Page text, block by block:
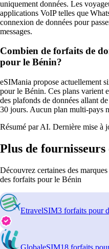
uniquement données. Les
applications VoIP telles que
connexion de données pour
messages.
Combien de forfaits de
pour le Bénin?
eSIMania propose actuellement
pour le Bénin. Ces plans varient
des plafonds de données allant
30 jours. Aucun plan multi‑pays
Résumé par AI. Dernière mise à
Plus de
Découvrez certaines des
des forfaits pour le Bénin
EtravelSIM3 forfaits pour
GlobaleSIM18 forfaits